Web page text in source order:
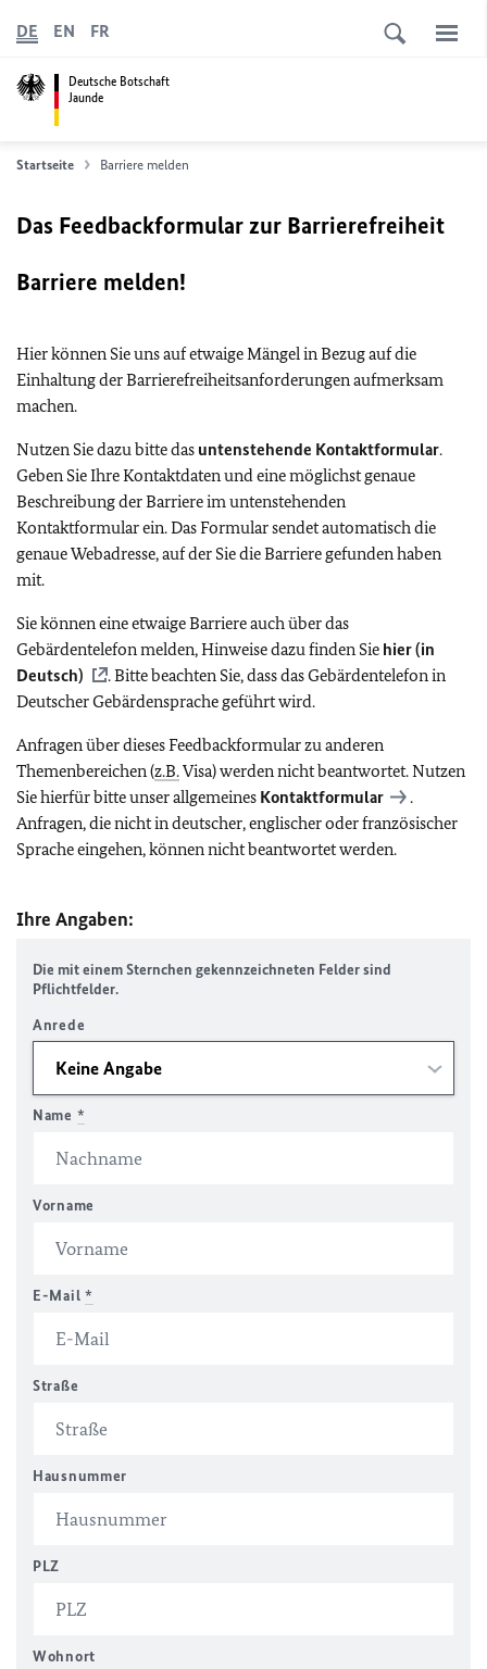
Deutsche Botschaft
Jaunde
DE EN FR
Startseite Barriere melden
Das Feedbackformular zur Barrierefreiheit
Barriere melden!
Hier können Sie uns auf etwaige Mängel in Bezug auf die
Einhaltung der Barrierefreiheitsanforderungen aufmerksam
machen.
Nutzen Sie dazu bitte das untenstehende Kontaktformular.
Geben Sie Ihre Kontaktdaten und eine möglichst genaue
Beschreibung der Barriere im untenstehenden
Kontaktformular ein. Das Formular sendet automatisch die
genaue Webadresse, auf der Sie die Barriere gefunden haben
mit.
Sie können eine etwaige Barriere auch über das
Gebärdentelefon melden, Hinweise dazu finden Sie hier (in
Deutsch)
. Bitte beachten Sie, dass das Gebärdentelefon in
Deutscher Gebärdensprache geführt wird.
Anfragen über dieses Feedbackformular zu anderen
Themenbereichen (z.B.Visa) werden nicht beantwortet. Nutzen
Sie hierfür bitte unser allgemeines Kontaktformular
.
Anfragen, die nicht in deutscher, englischer oder französischer
Sprache eingehen, können nicht beantwortet werden.
Ihre Angaben:
Die mit einem Sternchen gekennzeichneten Felder sind
Pflichtfelder.
Anrede
Name *
Vorname
E-Mail *
Straße
Hausnummer
PLZ
Wohnort